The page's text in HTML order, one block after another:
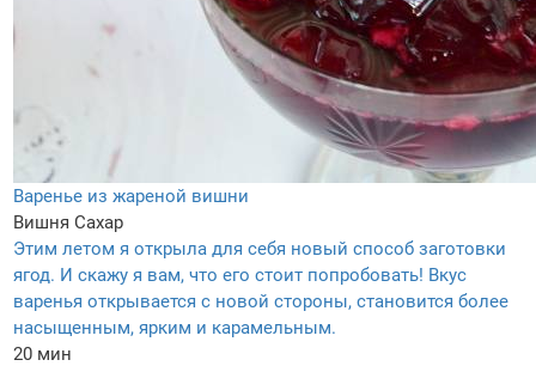
Варенье из жареной вишни
Вишня Сахар
Этим летом я открыла для себя новый способ заготовки
ягод. И скажу я вам, что его стоит попробовать! Вкус
варенья открывается с новой стороны, становится более
насыщенным, ярким и карамельным.
20 мин